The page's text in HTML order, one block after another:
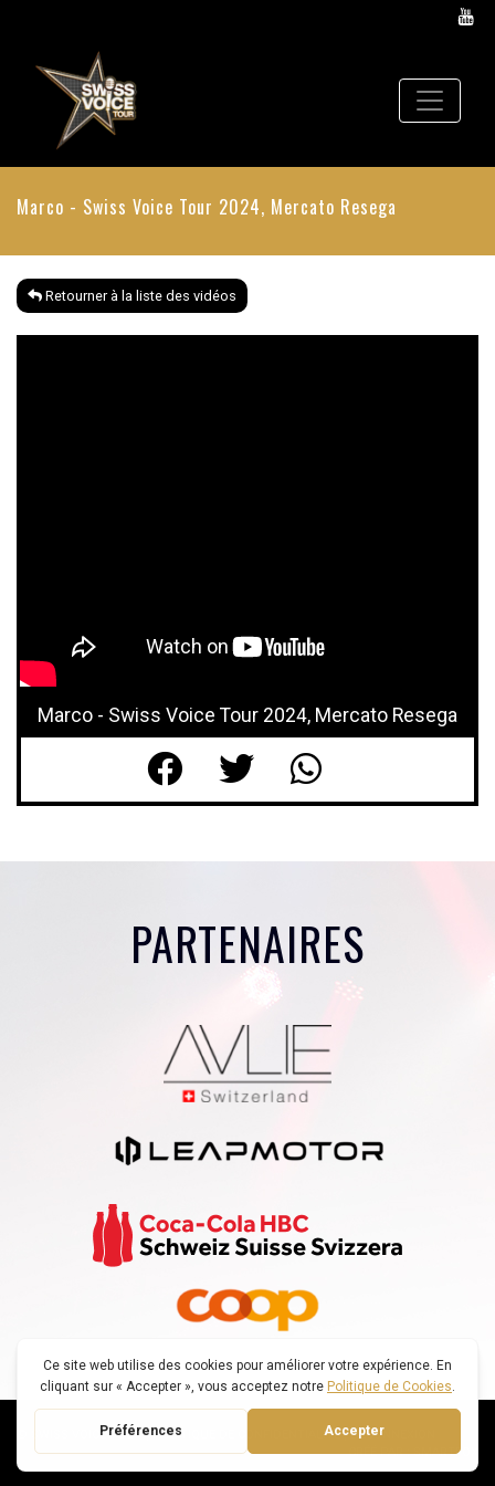
Marco - Swiss Voice Tour 2024, Mercato Resega
Retourner à la liste des vidéos
Marco - Swiss Voice Tour 2024, Mercato Resega
PARTENAIRES
© SWISS VOICE TOUR |POLITIQUE DE CONFIDENTIALITÉ|DECONNEXION
CRÉÉ PAR : SMARTFOX